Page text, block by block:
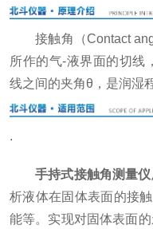
接触角（Contact
所作的气-液界面的切线
线之间的夹角θ，是润湿
.
手持式接触角测量
析液体在固体表面的接
能等。实现对固体表面